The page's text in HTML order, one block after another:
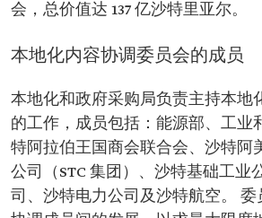
会，总价值达 137 亿沙特里亚尔。
本地化内容协调委员会的成员
本地化和政府采购局负责主持本地
的工作，成员包括：能源部、工业
特阿拉伯王国商会联合会、沙特阿
公司（STC 集团）、沙特基础工业
司、沙特电力公司及沙特航空。